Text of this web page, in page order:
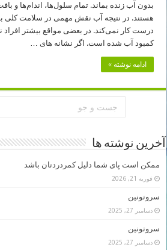
بدون آب زنده بماند. تمام سلول‌ها، اندام‌ها و
هستند. در نتیجه آب نقش مهمی در سلامت کلی
درست کار نمی‌کند. در بعضی مواقع بیشتر افراد
کمبود آب شده است. اگر نشانه های …
ادامه نوشته »
آخرین نوشته ها
ممکن است پای شما دلیل کمردردتان باشد
فوریه 21, 2026
سروتونین
دسامبر 27, 2025
سروتونین
دسامبر 27, 2025